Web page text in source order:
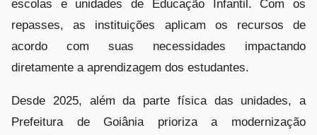
escolas e unidades de Educação Infantil. Com os
repasses, as instituições aplicam os recursos de
acordo com suas necessidades impactando
diretamente a aprendizagem dos estudantes.
Desde 2025, além da parte física das unidades, a
Prefeitura de Goiânia prioriza a modernização